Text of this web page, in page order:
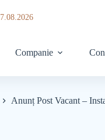
Companie
Anunț Post Vacant –